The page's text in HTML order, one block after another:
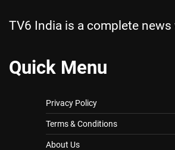
TV6 India is a complete news
Quick Menu
Privacy Policy
Terms & Conditions
About Us